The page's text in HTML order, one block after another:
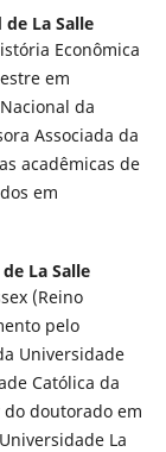
La Salle
Econômica
em
da
Associada da
acadêmicas de
em
La Salle
(Reino
pelo
Universidade
Católica da
doutorado em
La